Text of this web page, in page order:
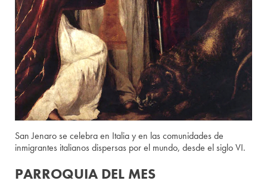
San Jenaro se celebra en Italia y en las comunidades de
inmigrantes italianos dispersas por el mundo, desde el siglo VI.
PARROQUIA DEL MES